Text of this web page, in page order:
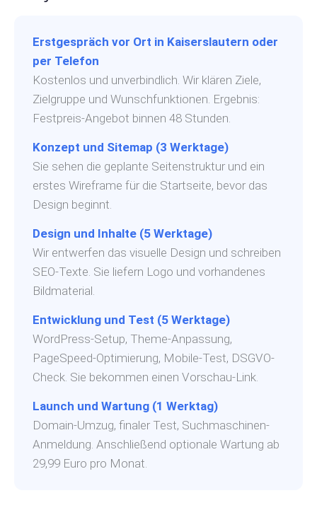
Erstgespräch vor Ort in Kaiserslautern oder
per Telefon
Kostenlos und unverbindlich. Wir klären Ziele,
Zielgruppe und Wunschfunktionen. Ergebnis:
Festpreis-Angebot binnen 48 Stunden.
Konzept und Sitemap (3 Werktage)
Sie sehen die geplante Seitenstruktur und ein
erstes Wireframe für die Startseite, bevor das
Design beginnt.
Design und Inhalte (5 Werktage)
Wir entwerfen das visuelle Design und schreiben
SEO-Texte. Sie liefern Logo und vorhandenes
Bildmaterial.
Entwicklung und Test (5 Werktage)
WordPress-Setup, Theme-Anpassung,
PageSpeed-Optimierung, Mobile-Test, DSGVO-
Check. Sie bekommen einen Vorschau-Link.
Launch und Wartung (1 Werktag)
Domain-Umzug, finaler Test, Suchmaschinen-
Anmeldung. Anschließend optionale Wartung ab
29,99 Euro pro Monat.